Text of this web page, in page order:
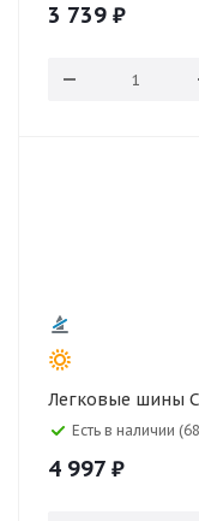
3 739 ₽
Легковые шины
Есть в наличии
4 997 ₽